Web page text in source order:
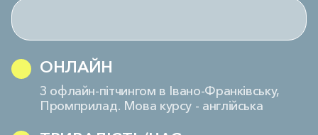
ОНЛАЙН
З офлайн-пітчингом в Івано-Франківську,
Промприлад. Мова курсу - англійська